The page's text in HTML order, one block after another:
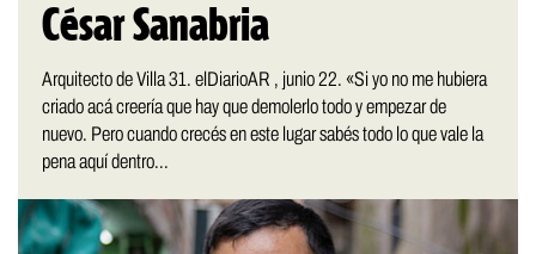
César Sanabria
Arquitecto de Villa 31. elDiarioAR , junio 22. «Si yo no me hubiera
criado acá creería que hay que demolerlo todo y empezar de
nuevo. Pero cuando crecés en este lugar sabés todo lo que vale la
pena aquí dentro...